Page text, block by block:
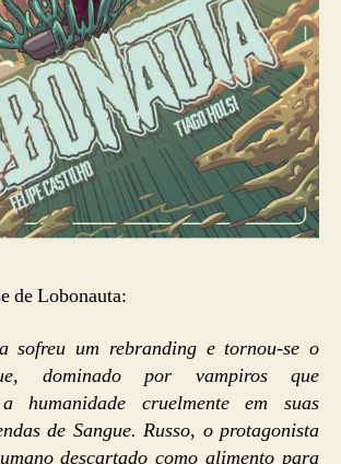
de Lobonauta:
sofreu um rebranding e tornou-se o
dominado por vampiros que
humanidade cruelmente em suas
de Sangue. Russo, o protagonista
descartado como alimento para